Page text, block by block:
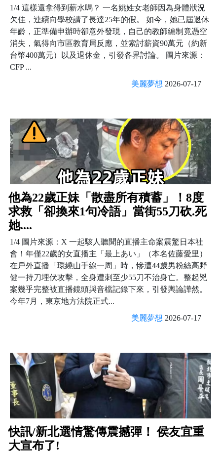
1/4 這樣還拿得到薪水嗎？ 一名姚姓女老師因為身體狀況
欠佳，連續向學校請了長達25年的假。 如今，她已屆退休
年齡，正準備申辦時卻意外發現，自己的教師編制竟憑空
消失，氣得向市區教育局反應，並索討薪資90萬元（約新
台幣400萬元）以及退休金，引發各界討論。 圖片來源：
CFP ...
美麗夢想 2026-07-17
他為22歲正妹「散盡所有積蓄」！8度
求救「卻換來1句冷語」當街55刀砍.死
她....
1/4 圖片來源：X 一起駭人聽聞的直播主命案震驚日本社
會！年僅22歲的女直播主「最上あい」（本名佐藤愛里）
在戶外直播「環繞山手線一周」時，慘遭44歲男粉絲高野
健一持刀埋伏攻擊，全身遭刺至少55刀不治身亡。整起兇
案幾乎完整被直播鏡頭與音檔記錄下來，引發輿論譁然。
今年7月，東京地方法院正式...
美麗夢想 2026-07-17
快訊/新北選情驚傳震撼彈！ 侯友宜重
大宣布了!